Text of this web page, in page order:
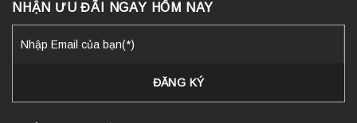
NHẬN ƯU ĐÃI NGAY HÔM NAY